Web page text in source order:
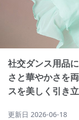
社交ダンス用品
さと華やかさを
スを美しく引き立
更新日 2026-06-18